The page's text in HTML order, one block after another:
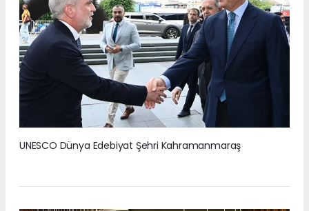
UNESCO Dünya Edebiyat Şehri Kahramanmaraş